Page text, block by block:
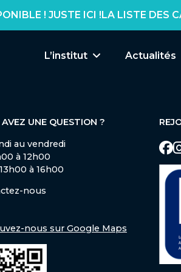
! JUSTE ICI !
L’institut
Notre équipe
Actualités
UNE QUESTION ?
au vendredi
à 12h00
à 16h00
nous
nous sur Google Maps